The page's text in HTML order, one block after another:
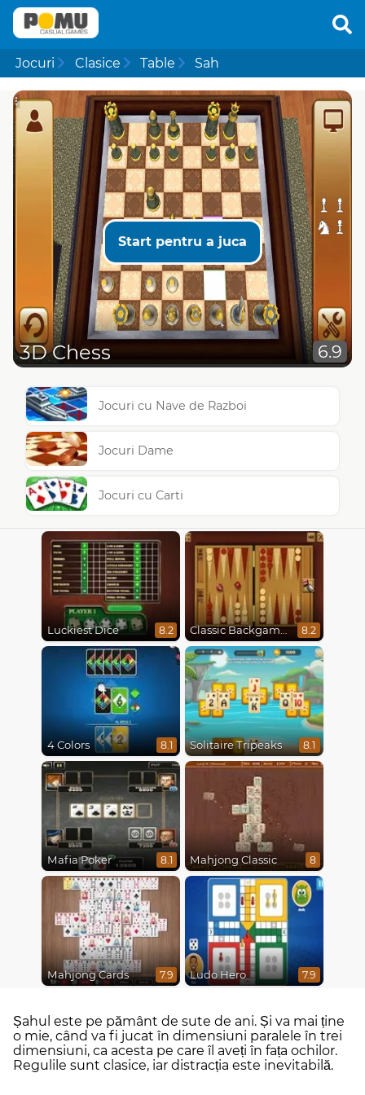
Jocuri Clasice Table Sah
Start pentru a juca
3D Chess 6.9
Jocuri cu Nave de Razboi
Jocuri Dame
Jocuri cu Carti
Luckiest Dice 8.2 Classic Backgammon 8.2
4 Colors 8.1 Solitaire Tripeaks 8.1
Mafia Poker 8.1 Mahjong Classic 8
Mahjong Cards 7.9 Ludo Hero 7.9
Șahul este pe pământ de sute de ani. Și va mai ține
o mie, când va fi jucat în dimensiuni paralele în trei
dimensiuni, ca acesta pe care îl aveți în fața ochilor.
Regulile sunt clasice, iar distracția este inevitabilă.